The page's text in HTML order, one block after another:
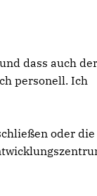
dass auch der
personell. Ich
oder die